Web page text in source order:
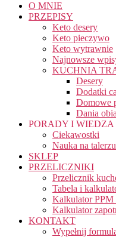
O MNIE
PRZEPISY
Keto desery
Keto pieczywo
Keto wytrawnie
Najnowsze
KUCHNIA
Desery
Dodatki
Domowe
Dania
PORADY I WIEDZA
Ciekawostki
Nauka na talerzu
SKLEP
PRZELICZNIKI
Przelicznik
Tabela i
Kalkulator
Kalkulator
KONTAKT
Wypełnij